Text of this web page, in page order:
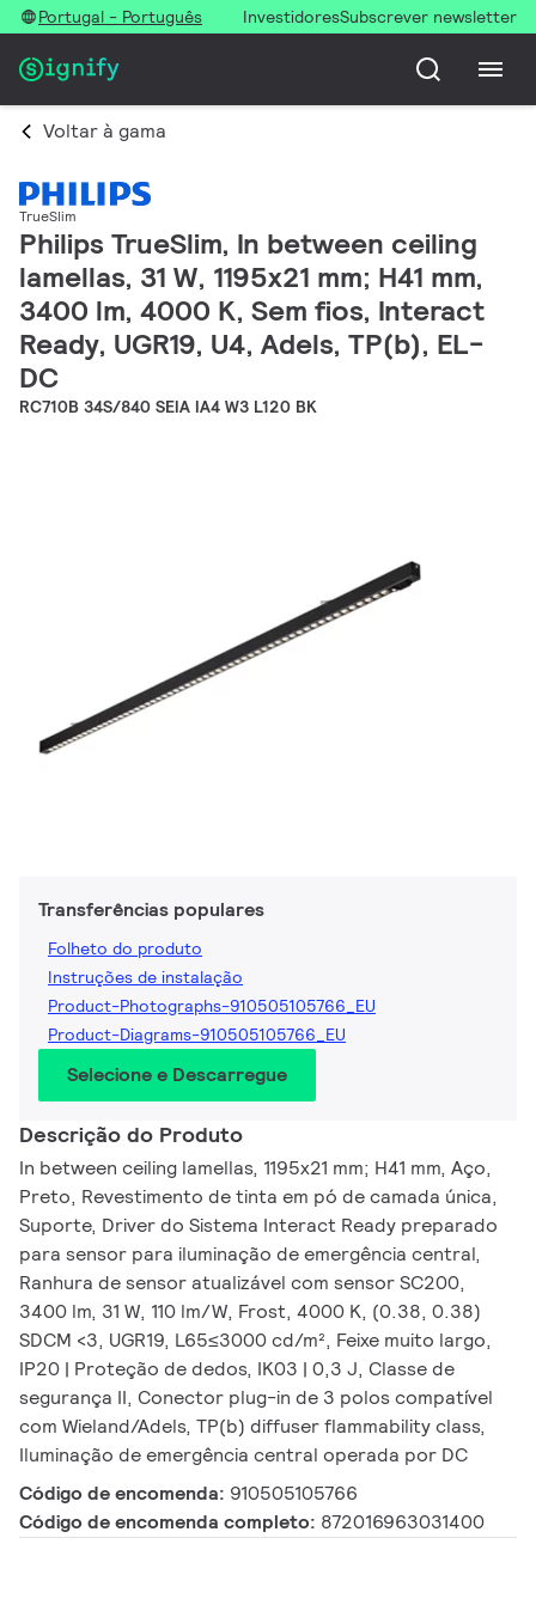
Portugal - Português InvestidoresSubscrever newsletter
Voltar à gama
TrueSlim
Philips TrueSlim, In between ceiling
lamellas, 31 W, 1195x21 mm; H41 mm,
3400 lm, 4000 K, Sem fios, Interact
Ready, UGR19, U4, Adels, TP(b), EL-
DC
RC710B 34S/840 SEIA IA4 W3 L120 BK
Transferências populares
Folheto do produto
Instruções de instalação
Product-Photographs-910505105766_EU
Product-Diagrams-910505105766_EU
Selecione e Descarregue
Descrição do Produto
In between ceiling lamellas, 1195x21 mm; H41 mm, Aço,
Preto, Revestimento de tinta em pó de camada única,
Suporte, Driver do Sistema Interact Ready preparado
para sensor para iluminação de emergência central,
Ranhura de sensor atualizável com sensor SC200,
3400 lm, 31 W, 110 lm/W, Frost, 4000 K, (0.38, 0.38)
SDCM <3, UGR19, L65≤3000 cd/m², Feixe muito largo,
IP20 | Proteção de dedos, IK03 | 0,3 J, Classe de
segurança II, Conector plug-in de 3 polos compatível
com Wieland/Adels, TP(b) diffuser flammability class,
Iluminação de emergência central operada por DC
Código de encomenda: 910505105766
Código de encomenda completo: 872016963031400